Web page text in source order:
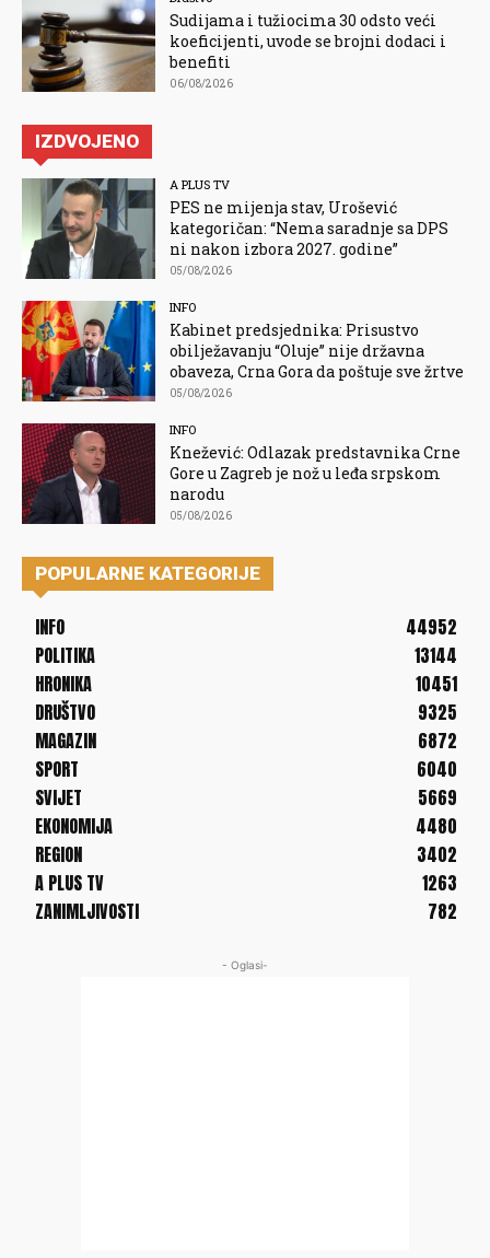
Sudijama i tužiocima 30 odsto veći
koeficijenti, uvode se brojni dodaci i
benefiti
06/08/2026
IZDVOJENO
A PLUS TV
PES ne mijenja stav, Urošević
kategoričan: “Nema saradnje sa DPS
ni nakon izbora 2027. godine”
05/08/2026
INFO
Kabinet predsjednika: Prisustvo
obilježavanju “Oluje” nije državna
obaveza, Crna Gora da poštuje sve žrtve
05/08/2026
INFO
Knežević: Odlazak predstavnika Crne
Gore u Zagreb je nož u leđa srpskom
narodu
05/08/2026
POPULARNE KATEGORIJE
INFO
44952
POLITIKA
13144
HRONIKA
10451
DRUŠTVO
9325
MAGAZIN
6872
SPORT
6040
SVIJET
5669
EKONOMIJA
4480
REGION
3402
A PLUS TV
1263
ZANIMLJIVOSTI
782
- Oglasi-